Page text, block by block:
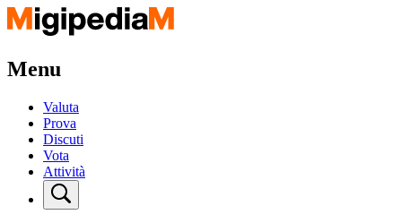
Menu
Valuta
Prova
Discuti
Vota
Attività